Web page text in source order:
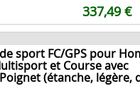
337,49 €
sport FC/GPS pour
et Course avec
(étanche, légère,